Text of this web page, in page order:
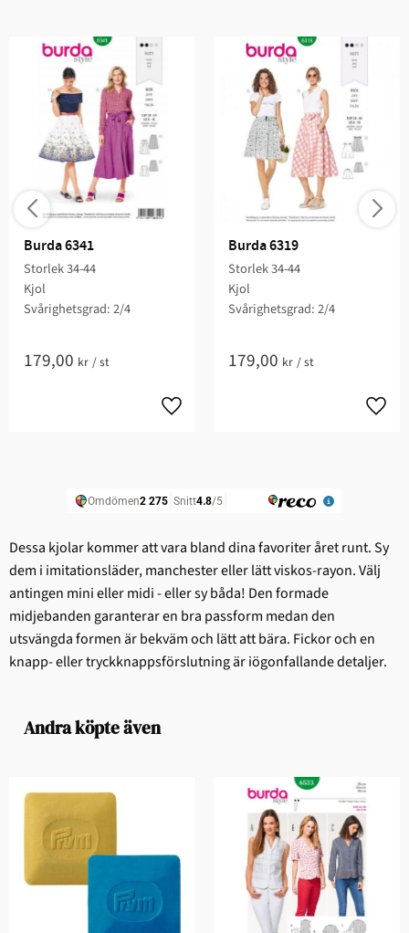
Burda 6341
Storlek 34-44
Kjol
Svårighetsgrad: 2/4​
179,00 kr /st
Burda 6319
Storlek 34-44
Kjol
Svårighetsgrad: 2/4​
179,00 kr /st
Dessa kjolar kommer att vara bland dina favoriter året runt. Sy
dem i imitationsläder, manchester eller lätt viskos-rayon. Välj
antingen mini eller midi - eller sy båda! Den formade
midjebanden garanterar en bra passform medan den
utsvängda formen är bekväm och lätt att bära. Fickor och en
knapp- eller tryckknappsförslutning är iögonfallande detaljer.
Andra köpte även